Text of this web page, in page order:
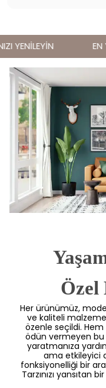
YENİLEYİN EN
Özel
Her ürünümüz,
ve kaliteli
özenle seçildi.
ödün vermeyen bu
yaratmanıza
ama etkileyici
fonksiyonelliği bir
Tarzınızı yansıtan